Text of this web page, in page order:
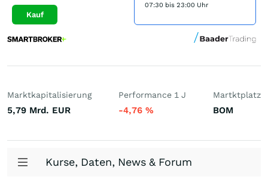
Kauf
07:30 bis 23:00 Uhr
Marktkapitalisierung
5,79 Mrd. EUR
Performance 1 J
-4,76 %
Martktplatz
BOM
Kurse, Daten, News & Forum